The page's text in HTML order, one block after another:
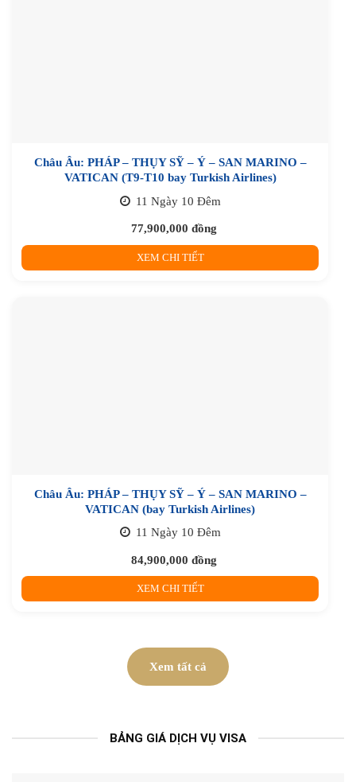
Châu Âu: PHÁP – THỤY SỸ – Ý – SAN MARINO –
VATICAN (T9-T10 bay Turkish Airlines)
11 Ngày 10 Đêm
77,900,000 đồng
XEM CHI TIẾT
Châu Âu: PHÁP – THỤY SỸ – Ý – SAN MARINO –
VATICAN (bay Turkish Airlines)
11 Ngày 10 Đêm
84,900,000 đồng
XEM CHI TIẾT
Xem tất cả
BẢNG GIÁ DỊCH VỤ VISA